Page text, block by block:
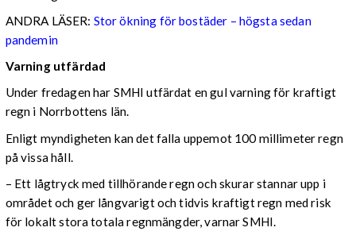
ANDRA LÄSER: Stor ökning för bostäder – högsta sedan
pandemin
Varning utfärdad
Under fredagen har SMHI utfärdat en gul varning för kraftigt
regn i Norrbottens län.
Enligt myndigheten kan det falla uppemot 100 millimeter regn
på vissa håll.
– Ett lågtryck med tillhörande regn och skurar stannar upp i
området och ger långvarigt och tidvis kraftigt regn med risk
för lokalt stora totala regnmängder, varnar SMHI.